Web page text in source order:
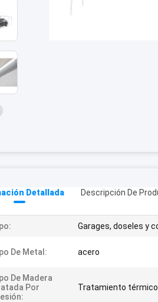
Detallada Descripción De
Garages, doseles y
De Metal: acero
De Madera
Por
Tratamiento térmico